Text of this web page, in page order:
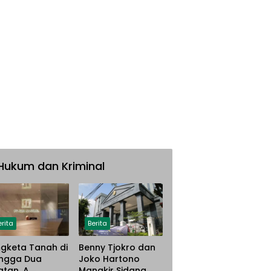
dan Kriminal
Tanah di
Dua
Berita
Benny Tjokro dan
Joko Hartono